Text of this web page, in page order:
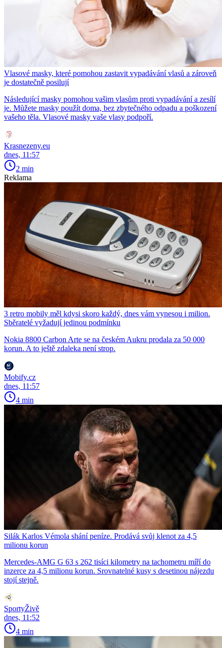
Vlasové masky, které pomohou zastavit vypadávání vlasů a zároveň
je dostatečně posilují
Následující masky pomohou vašim vlasům proti vypadávání a zesílí
je. Můžete masky použít doma, bez zbytečného odpadu a poškození
vašeho těla. Vlasové masky vaše vlasy podpoří.
Krasnezeny.eu
dnes, 11:57
2 min
Reklama
3 retro mobily měl kdysi skoro každý, dnes vám vynesou i milion.
Sběratelé vyžadují jedinou podmínku
Nokia 8800 Carbon Arte se na českém Aukru prodala za 50 000
korun. A to ještě zdaleka není strop.
Mobify.cz
dnes, 11:57
4 min
Silák Karlos Vémola shání peníze. Prodává svůj klenot za 4,5
milionu korun
Mercedes-AMG G 63 s 262 tisíci kilometry na tachometru míří do
inzerce za 4,5 milionu korun. Srovnatelné kusy s desetinou nájezdu
stojí stejně.
SportyŽivě
dnes, 11:52
4 min